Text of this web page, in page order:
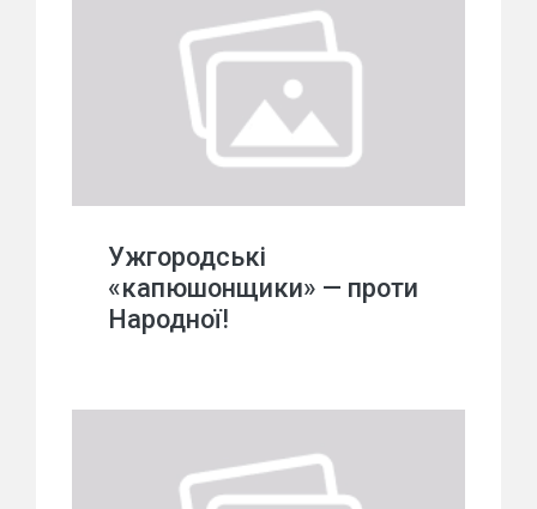
Ужгородські
«капюшонщики» — проти
Народної!